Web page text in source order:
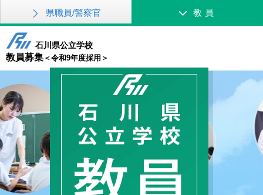
県職員/警察官 教員
石川県公立学校
教員募集 ＜令和9年度採用＞